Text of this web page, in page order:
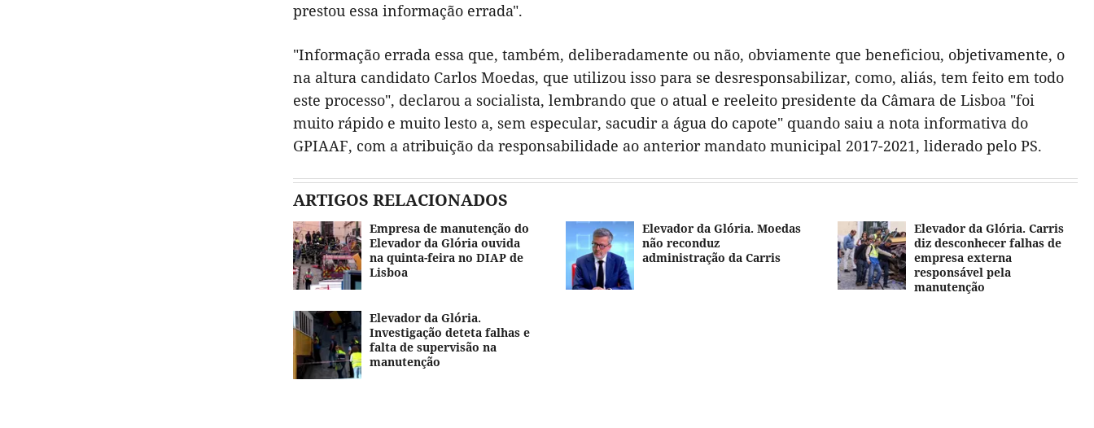
prestou essa informação errada".
"Informação errada essa que, também, deliberadamente ou não, obviamente que beneficiou, objetivamente, o
na altura candidato Carlos Moedas, que utilizou isso para se desresponsabilizar, como, aliás, tem feito em todo
este processo", declarou a socialista, lembrando que o atual e reeleito presidente da Câmara de Lisboa "foi
muito rápido e muito lesto a, sem especular, sacudir a água do capote" quando saiu a nota informativa do
GPIAAF, com a atribuição da responsabilidade ao anterior mandato municipal 2017-2021, liderado pelo PS.
ARTIGOS RELACIONADOS
Empresa de manutenção do
Elevador da Glória ouvida
na quinta-feira no DIAP de
Lisboa
Elevador da Glória. Moedas
não reconduz
administração da Carris
Elevador da Glória. Carris
diz desconhecer falhas de
empresa externa
responsável pela
manutenção
Elevador da Glória.
Investigação deteta falhas e
falta de supervisão na
manutenção